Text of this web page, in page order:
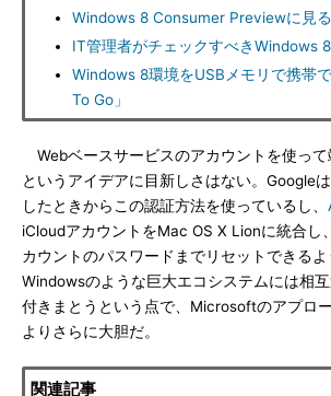
Windows 8 Consumer Previewに見
IT管理者がチェックすべきWindows
Windows 8環境をUSBメモリで携帯
To Go」
Webベースサービスのアカウントを使っ
というアイデアに目新しさはない。Google
したときからこの認証方法を使っているし、
iCloudアカウントをMac OS X Lionに統合し
カウントのパスワードまでリセットできるよ
Windowsのような巨大エコシステムには相
付きまとうという点で、Microsoftのアプロ
よりさらに大胆だ。
関連記事